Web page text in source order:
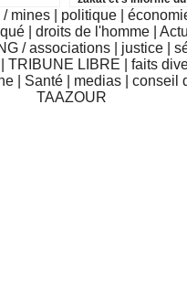
institutions relevant
mines politique
|droits de l'homme |
/ associations justice
TRIBUNE LIBRE
faits
Santé medias |conseil
TAAZOUR